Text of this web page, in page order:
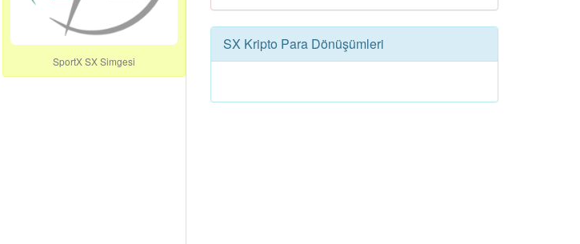
SportX SX Simgesi
SX Kripto Para Dönüşümleri